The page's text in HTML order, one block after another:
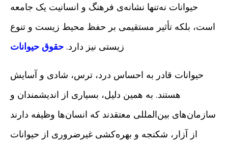
حیوانات نه‌تنها نشانه‌ی فرهنگ و انسانیت یک جامعه
است، بلکه تأثیر مستقیمی بر حفظ محیط زیست و تنوع
زیستی نیز دارد. حقوق حیوانات
حیوانات قادر به احساس درد، ترس، شادی و آسایش
هستند. به همین دلیل، بسیاری از اندیشمندان و
سازمان‌های بین‌المللی معتقدند که انسان‌ها وظیفه دارند
از آزار، شکنجه و بهره‌کشی غیرضروری از حیوانات